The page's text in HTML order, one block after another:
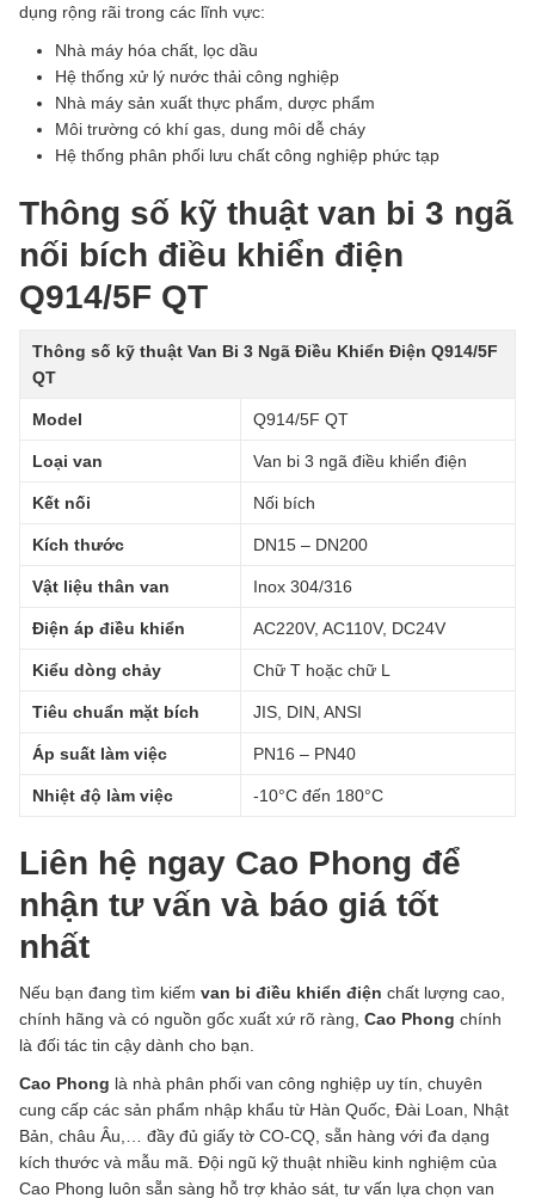
dụng rộng rãi trong các lĩnh vực:
Nhà máy hóa chất, lọc dầu
Hệ thống xử lý nước thải công nghiệp
Nhà máy sản xuất thực phẩm, dược phẩm
Môi trường có khí gas, dung môi dễ cháy
Hệ thống phân phối lưu chất công nghiệp phức tạp
Thông số kỹ thuật van bi 3 ngã
nối bích điều khiển điện
Q914/5F QT
Thông số kỹ thuật Van Bi 3 Ngã Điều Khiển Điện Q914/5F
QT
Model Q914/5F QT
Loại van Van bi 3 ngã điều khiển điện
Kết nối Nối bích
Kích thước DN15 – DN200
Vật liệu thân van Inox 304/316
Điện áp điều khiển AC220V, AC110V, DC24V
Kiểu dòng chảy Chữ T hoặc chữ L
Tiêu chuẩn mặt bích JIS, DIN, ANSI
Áp suất làm việc PN16 – PN40
Nhiệt độ làm việc -10°C đến 180°C
Liên hệ ngay Cao Phong để
nhận tư vấn và báo giá tốt
nhất
Nếu bạn đang tìm kiếm van bi điều khiển điện chất lượng cao,
chính hãng và có nguồn gốc xuất xứ rõ ràng, Cao Phong chính
là đối tác tin cậy dành cho bạn.
Cao Phong là nhà phân phối van công nghiệp uy tín, chuyên
cung cấp các sản phẩm nhập khẩu từ Hàn Quốc, Đài Loan, Nhật
Bản, châu Âu,… đầy đủ giấy tờ CO-CQ, sẵn hàng với đa dạng
kích thước và mẫu mã. Đội ngũ kỹ thuật nhiều kinh nghiệm của
Cao Phong luôn sẵn sàng hỗ trợ khảo sát, tư vấn lựa chọn van